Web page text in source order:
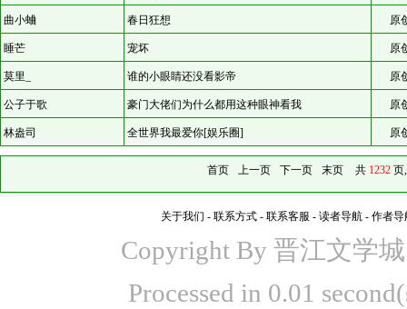
曲小蛐 春日狂想 原
睡芒 宠坏 原
莫里_ 谁的小眼睛还没看影帝 原
公子于歌 豪门大佬们为什么都用这种眼神看我 原
林盎司 全世界我最爱你[娱乐圈] 原
首页 上一页 下一页 末页 共 1232页
关于我们 - 联系方式 - 联系客服 - 读者导航 - 作者导
Copyright By 晋江文学
Processed in 0.01